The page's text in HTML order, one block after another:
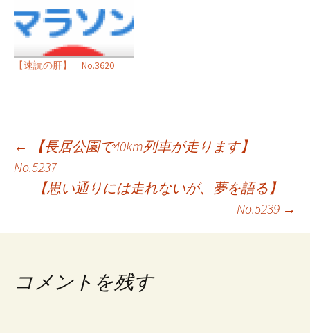
【速読の肝】 No.3620
投
稿
ビ
ー
←
【長居公園で40km列車が走ります】
No.5237
【思い通りには走れないが、夢を語る】
No.5239 →
コメントを残す